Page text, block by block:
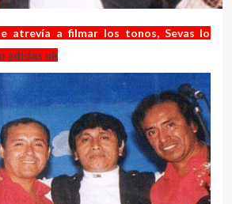
atrevía a filmar los tonos, Sevas lo
adidas uk